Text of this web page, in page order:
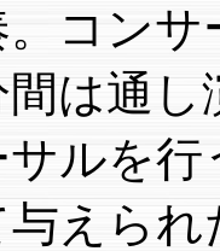
。コンサ
間は通し
サルを
与えられ